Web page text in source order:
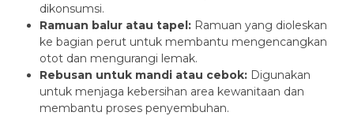
dikonsumsi.
Ramuan balur atau tapel: Ramuan yang dioleskan
ke bagian perut untuk membantu mengencangkan
otot dan mengurangi lemak.
Rebusan untuk mandi atau cebok: Digunakan
untuk menjaga kebersihan area kewanitaan dan
membantu proses penyembuhan.